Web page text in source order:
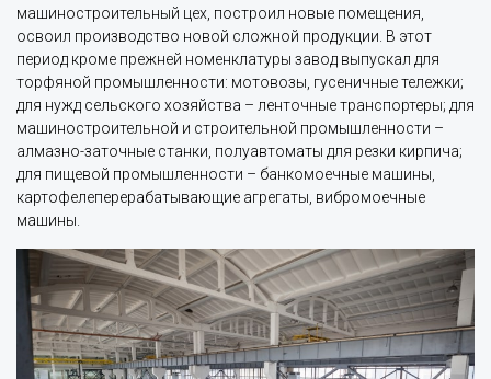
машиностроительный цех, построил новые помещения,
освоил производство новой сложной продукции. В этот
период кроме прежней номенклатуры завод выпускал для
торфяной промышленности: мотовозы, гусеничные тележки;
для нужд сельского хозяйства – ленточные транспортеры; для
машиностроительной и строительной промышленности –
алмазно-заточные станки, полуавтоматы для резки кирпича;
для пищевой промышленности – банкомоечные машины,
картофелеперерабатывающие агрегаты, вибромоечные
машины.